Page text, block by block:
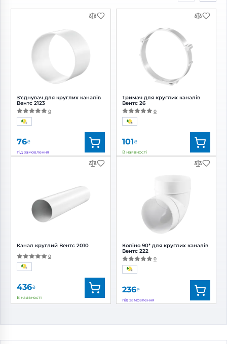
39 дБ(А) 38 дБ(А)
З'єднувач для круглих каналів
Вентс 2123
0
76₴
під замовлення
Вентс
Канал круглий Вентс 2010
0
436₴
В наявності
Артикул: 0000225005
Діаметр:
125 мм
Тримач для круглих каналів
Вентс 26
0
101₴
В наявності
Вентс
0000225601
Коліно 90* для круглих каналів
Вентс 222
0
236₴
під замовлення
Артикул: 0000225551
Діаметр:
125 мм